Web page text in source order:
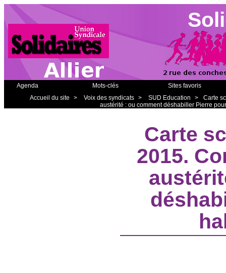
Agenda Mots-clés
Sites favoris
Accueil du site
> Voix des syndicats > SUD Education >
Carte
austérité : ou comment déshabiller Pierre
Carte
2015.